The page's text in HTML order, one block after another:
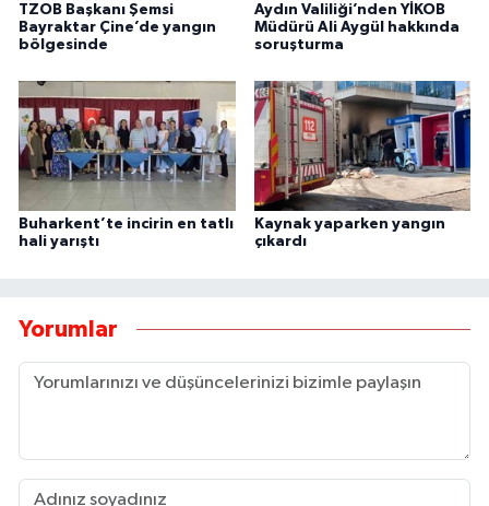
TZOB Başkanı Şemsi
Bayraktar Çine’de yangın
bölgesinde
Aydın Valiliği’nden YİKOB
Müdürü Ali Aygül hakkında
soruşturma
Buharkent’te incirin en tatlı
hali yarıştı
Kaynak yaparken yangın
çıkardı
Yorumlar